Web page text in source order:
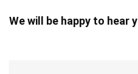
We will be happy to hear